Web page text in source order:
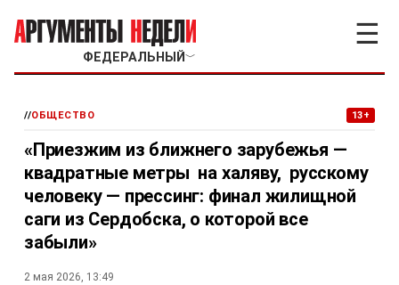
ФЕДЕРАЛЬНЫЙ ﹀
☰
//ОБЩЕСТВО 13+
«Приезжим из ближнего зарубежья —
квадратные метры на халяву, русскому
человеку — прессинг: финал жилищной
саги из Сердобска, о которой все
забыли»
2 мая 2026, 13:49